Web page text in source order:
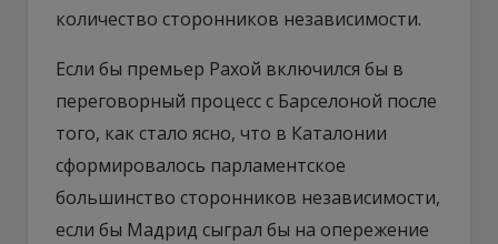
количество сторонников независимости.
Если бы премьер Рахой включился бы в
переговорный процесс с Барселоной после
того, как стало ясно, что в Каталонии
сформировалось парламентское
большинство сторонников независимости,
если бы Мадрид сыграл бы на опережение